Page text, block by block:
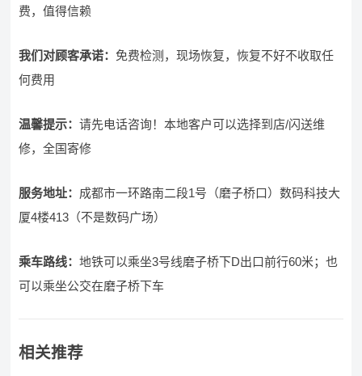
费，值得信赖
我们对顾客承诺： 免费检测，现场恢复，恢复不好不收取任
何费用
温馨提示：请先电话咨询！本地客户可以选择到店/闪送维
修，全国寄修
服务地址： 成都市一环路南二段1号（磨子桥口）数码科技大
厦4楼413（不是数码广场）
乘车路线：地铁可以乘坐3号线磨子桥下D出口前行60米；也
可以乘坐公交在磨子桥下车
相关推荐